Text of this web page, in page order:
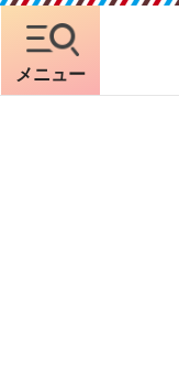
メニュー